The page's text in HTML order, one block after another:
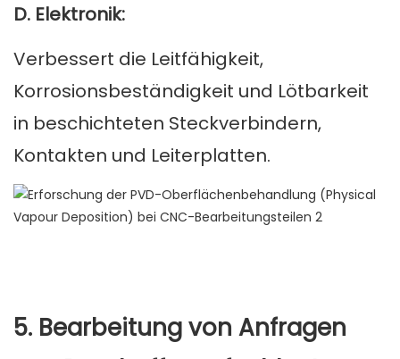
D. Elektronik:
Verbessert die Leitfähigkeit,
Korrosionsbeständigkeit und Lötbarkeit
in beschichteten Steckverbindern,
Kontakten und Leiterplatten.
5. Bearbeitung von Anfragen